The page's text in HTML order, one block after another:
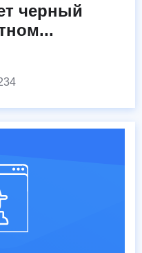
черный